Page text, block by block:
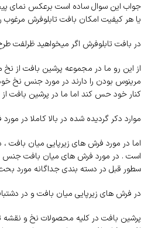
جواب این سوال ساده است برعکس نمای
یا هر کیفیت امکان بافت تابلوفرش
در بافت تابلوفرش اگر میخواهید ظرلفت
مرینوس بودن را دارند در مورد جنس نخ
کنار خود حس کند اما ما در پرشین بافت از نخ یک لا نمره ۲۰ و بعضا ۱۷ استفاده میکنیم که سبب می گردد پشت اثر بافته شده دارای نهایت زیبایی و
موارد دکر گردیده شده در بالا کاملا در مورد فرش های ریزبافت زیرپایی (
اما در مورد فرش های زیرپایی میان
است . در مورد فرش های میان بافت جنس
سطور قبل در دسته بندی جداگانه مورد بحث
در فرش های زیرپایی میان بافت و در
پرشین بافت در کلیه محصولات نخ و نقشه